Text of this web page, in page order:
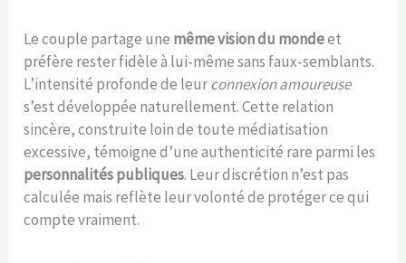
Le couple partage une même vision du mondeet
préfère rester fidèle à lui-même sans faux-semblants.
L’intensité profonde de leurconnexion amoureuse
s’est développée naturellement. Cette relation
sincère, construite loin de toute médiatisation
excessive, témoigne d’une authenticité rare parmi les
personnalités publiques. Leur discrétion n’est pas
calculée mais reflète leur volonté de protéger ce qui
compte vraiment.